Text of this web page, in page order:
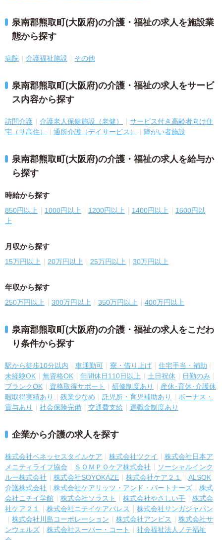
泉南郡熊取町(大阪府)の介護・福祉の求人を施設業
態から探す
病院 介護福祉施設 その他
泉南郡熊取町(大阪府)の介護・福祉の求人をサービ
ス内容から探す
訪問介護 介護老人保健施設（老健）
サービス付き高齢者向け住
宅（サ高住）
通所介護（デイサービス） 障がい者施設
泉南郡熊取町(大阪府)の介護・福祉の求人を給与か
ら探す
時給から探す
850円以上 1000円以上 1200円以上 1400円以上
1600円以
上
月収から探す
15万円以上 20万円以上 25万円以上 30万円以上
年収から探す
250万円以上 300万円以上 350万円以上 400万円以上
泉南郡熊取町(大阪府)の介護・福祉の求人をこだわ
り条件から探す
駅から徒歩10分以内 車通勤可 寮・借り上げ
住宅手当・補助
未経験OK
無資格OK 年間休日110日以上 土日祝休
日勤のみ
ブランクOK
資格取得サポート 研修制度あり
産休･育休･介護休
暇取得実績あり
残業少なめ 託児所・育児補助あり
ボーナス・
賞与あり
社会保険完備 交通費支給 退職金制度あり
企業から介護の求人を探す
株式会社ベネッセスタイルケア 株式会社ツクイ
株式会社日本ア
メニティライフ協会
ＳＯＭＰＯケア株式会社
ソーシャルインク
ルー株式会社
株式会社SOYOKAZE 株式会社ケア２１
ALSOK
介護株式会社
株式会社ケアリッツ・アンド・パートナーズ
株式
会社ニチイ学館
株式会社ソラスト 株式会社やさしい手
株式会
社ケア２１
株式会社ニチイケアパレス
株式会社サンガジャパン
株式会社川島コーポレーション
株式会社アンビス
株式会社サ
ンウェルズ
株式会社スーパー・コート
社会福祉法人ノテ福祉